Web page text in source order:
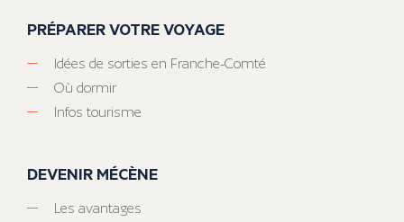
PRÉPARER VOTRE VOYAGE
Idées de sorties en Franche-Comté
Où dormir
Infos tourisme
DEVENIR MÉCÈNE
Les avantages